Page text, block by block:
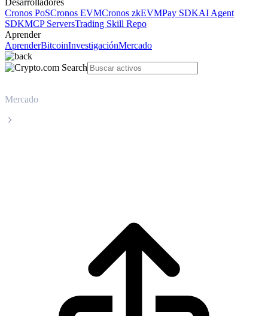
Desarrolladores
Cronos PoSCronos EVMCronos zkEVMPay SDKAI Agent
SDKMCP ServersTrading Skill Repo
Aprender
AprenderBitcoinInvestigaciónMercado
Mercado